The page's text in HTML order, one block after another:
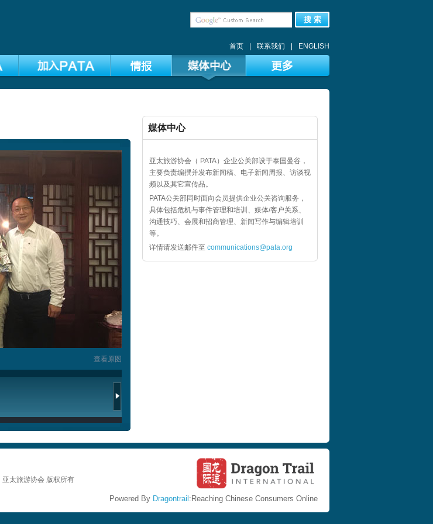
搜 索
ENGLISH
联系我们
首页
查看原图
媒体中心
亚太旅游协会（ PATA）企业公关部设于泰国曼谷，
主要负责编撰并发布新闻稿、电子新闻周报、访谈视
频以及其它宣传品。
PATA公关部同时面向会员提供企业公关咨询服务，
具体包括危机与事件管理和培训、媒体/客户关系、
沟通技巧、会展和招商管理、新闻写作与编辑培训
等。
详情请发送邮件至 communications@pata.org
亚太旅游协会 版权所有
Powered By Dragontrail :Reaching Chinese Consumers Online